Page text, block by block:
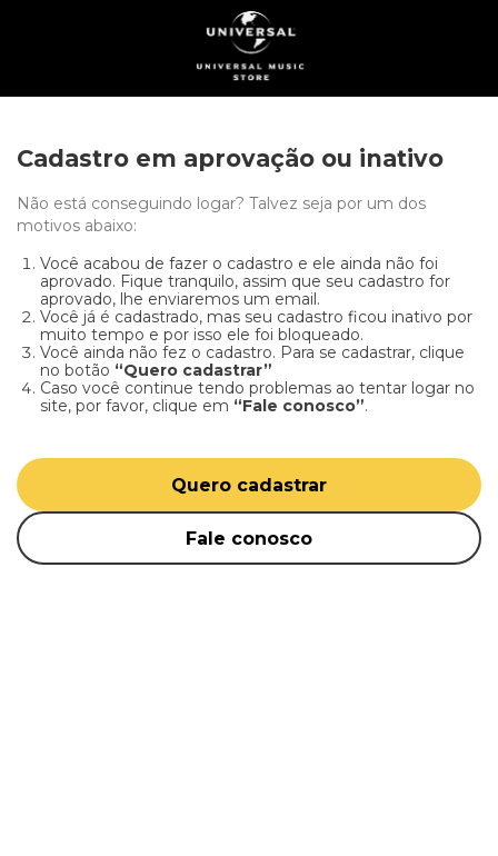
Cadastro em aprovação ou inativo
Não está conseguindo logar? Talvez seja por um dos
motivos abaixo:
Você acabou de fazer o cadastro e ele ainda não foi
aprovado. Fique tranquilo, assim que seu cadastro for
aprovado, lhe enviaremos um email.
Você já é cadastrado, mas seu cadastro ficou inativo por
muito tempo e por isso ele foi bloqueado.
Você ainda não fez o cadastro. Para se cadastrar, clique
no botão “Quero cadastrar”
Caso você continue tendo problemas ao tentar logar no
site, por favor, clique em “Fale conosco”.
Quero cadastrar
Fale conosco